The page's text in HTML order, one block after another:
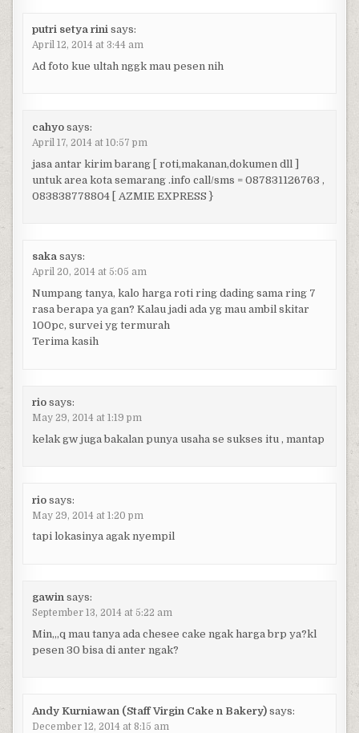
putri setya rini says:
April 12, 2014 at 3:44 am
Ad foto kue ultah nggk mau pesen nih
cahyo says:
April 17, 2014 at 10:57 pm
jasa antar kirim barang [ roti,makanan,dokumen dll ]
untuk area kota semarang .info call/sms = 087831126763 ,
083838778804 [ AZMIE EXPRESS }
saka says:
April 20, 2014 at 5:05 am
Numpang tanya, kalo harga roti ring dading sama ring 7
rasa berapa ya gan? Kalau jadi ada yg mau ambil skitar
100pc, survei yg termurah
Terima kasih
rio says:
May 29, 2014 at 1:19 pm
kelak gw juga bakalan punya usaha se sukses itu , mantap
rio says:
May 29, 2014 at 1:20 pm
tapi lokasinya agak nyempil
gawin says:
September 13, 2014 at 5:22 am
Min,,,q mau tanya ada chesee cake ngak harga brp ya?kl
pesen 30 bisa di anter ngak?
Andy Kurniawan (Staff Virgin Cake n Bakery) says:
December 12, 2014 at 8:15 am